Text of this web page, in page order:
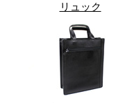
リュック